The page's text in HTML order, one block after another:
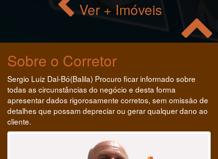
Ver + Imóveis
Sobre o Corretor
Sergio Luiz Dal-Bó(Balila) Procuro ficar informado sobre
todas as circunstâncias do negócio e desta forma
apresentar dados rigorosamente corretos, sem omissão de
detalhes que possam depreciar ou gerar qualquer dano ao
cliente.